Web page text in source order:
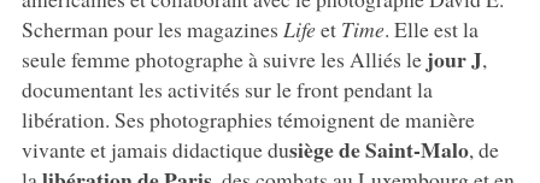
Scherman pour les magazines Lifeet Time. Elle est la
seule femme photographe à suivre les Alliés lejour J,
documentant les activités sur le front pendant la
libération. Ses photographies témoignent de manière
vivante et jamais didactique dusiège de Saint-Malo, de